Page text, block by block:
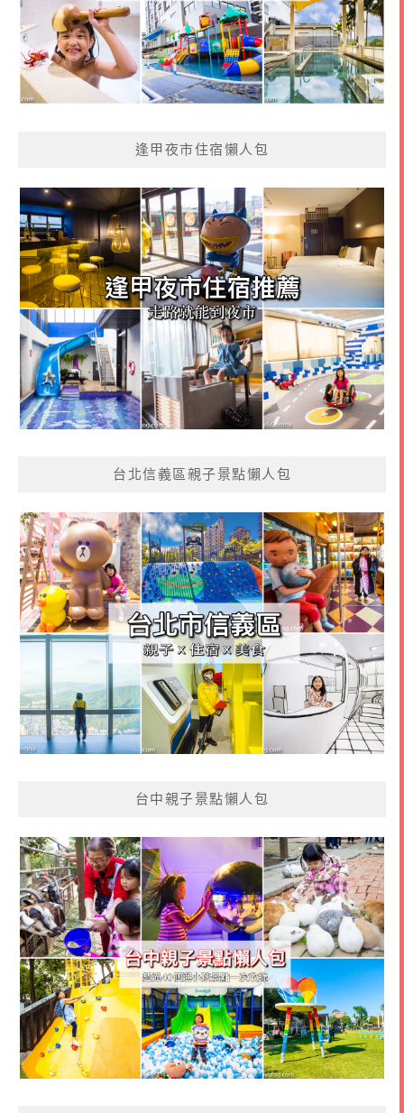
逢甲夜市住宿懶人包
台北信義區親子景點懶人包
台中親子景點懶人包